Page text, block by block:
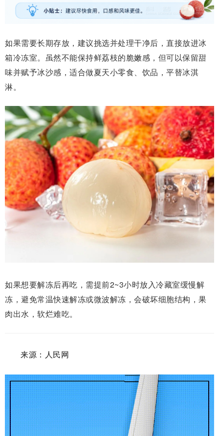
如果需要长期存放，建议挑选并处理干净后，直接放进冰
箱冷冻室。
虽然不能保持鲜荔枝的脆嫩感，但可以保留甜
味并赋予冰沙感，适合做夏天小零食、饮品 ，平替冰淇
淋。
如果想要解冻后再吃， 需提前2~3小时放入冷藏室缓慢解
冻，避免常温快速解冻或微波解冻， 会破坏细胞结构，果
肉出水，软烂难吃。
来源：人民网